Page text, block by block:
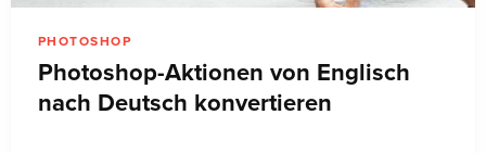
PHOTOSHOP
Photoshop-Aktionen von Englisch
nach Deutsch konvertieren